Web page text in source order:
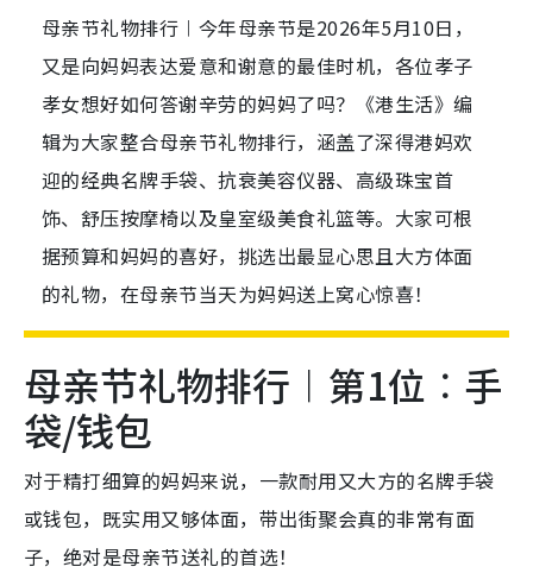
母亲节礼物排行︱今年母亲节是2026年5月10日，
又是向妈妈表达爱意和谢意的最佳时机，各位孝子
孝女想好如何答谢辛劳的妈妈了吗？《港生活》编
辑为大家整合母亲节礼物排行，涵盖了深得港妈欢
迎的经典名牌手袋、抗衰美容仪器、高级珠宝首
饰、舒压按摩椅以及皇室级美食礼篮等。大家可根
据预算和妈妈的喜好，挑选出最显心思且大方体面
的礼物，在母亲节当天为妈妈送上窝心惊喜！
母亲节礼物排行︱第1位︰手
袋/钱包
对于精打细算的妈妈来说，一款耐用又大方的名牌手袋
或钱包，既实用又够体面，带出街聚会真的非常有面
子，绝对是母亲节送礼的首选！